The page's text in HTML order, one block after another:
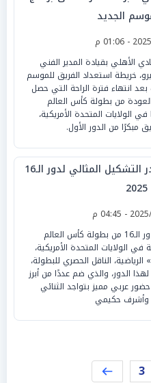
الجديد
الأهلي بقيادة المدير الفني
خريطة استعداد الفريق للموسم
انتهاء فترة الراحة التي حصل
من بطولة كأس العالم
في الولايات المتحدة الأمريكية،
مبكرًا من الدور الأول.
ياسين بونو يتصدر التشكيل المثالي لدور الـ16
في ختام منافسات دور الـ16 من بطولة كأس العالم
المقامة في الولايات المتحدة الأمريكية،
أعلنت شبكة «DAZN» الرياضية، الناقل الحصري للبطولة،
الدور، والذي ضم عددًا من أبرز
عربي مميز بتواجد الثنائي
وأشرف حكيمي
3